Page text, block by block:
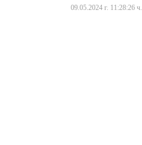
09.05.2024 г. 11:28:26 ч.